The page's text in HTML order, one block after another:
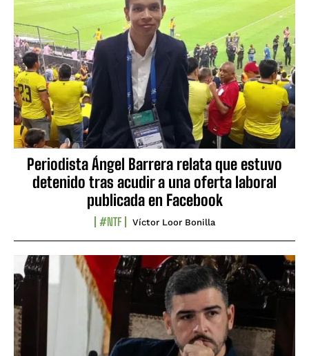
Periodista Ángel Barrera relata que estuvo
detenido tras acudir a una oferta laboral
publicada en Facebook
#NTF Víctor Loor Bonilla